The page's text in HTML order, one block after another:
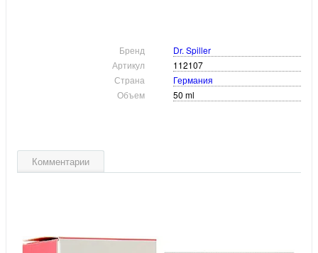
Бренд
Dr. Spiller
Артикул
112107
Страна
Германия
Объем
50 ml
Комментарии